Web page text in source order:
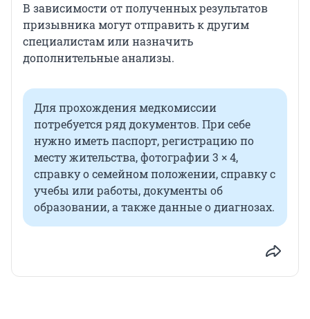
В зависимости от полученных результатов
призывника могут отправить к другим
специалистам или назначить
дополнительные анализы.
Для прохождения медкомиссии
потребуется ряд документов. При себе
нужно иметь паспорт, регистрацию по
месту жительства, фотографии 3 × 4,
справку о семейном положении, справку с
учебы или работы, документы об
образовании, а также данные о диагнозах.